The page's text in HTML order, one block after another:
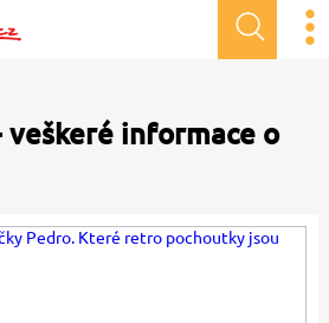
informace o